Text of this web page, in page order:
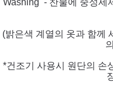
Washing - 찬물에 중성세
(밝은색 계열의 옷과 함께
*건조기 사용시 원단의 손